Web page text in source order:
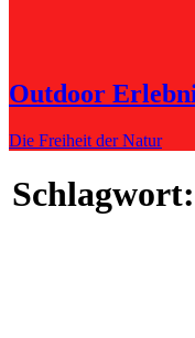
Outdoor
Die Freiheit der Natur
Schlagwort: